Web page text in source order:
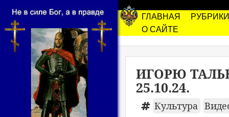
ГЛАВНАЯ
РУБРИКИ
О САЙТЕ
ИГОРЮ
25.10.24.
Культура